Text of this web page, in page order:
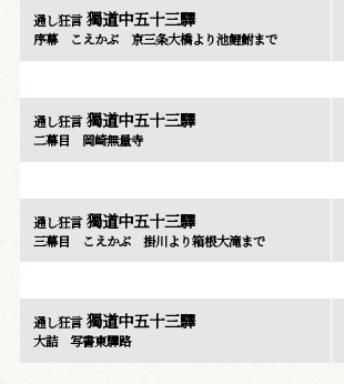
通し狂言獨道中五十三驛
序幕 こえかぶ 京三条大橋より池鯉鮒まで
通し狂言獨道中五十三驛
二幕目 岡崎無量寺
通し狂言獨道中五十三驛
三幕目 こえかぶ 掛川より箱根大滝まで
通し狂言獨道中五十三驛
大詰 写書東驛路